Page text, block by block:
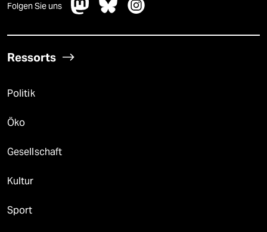
Folgen Sie uns
Ressorts
Politik
Öko
Gesellschaft
Kultur
Sport